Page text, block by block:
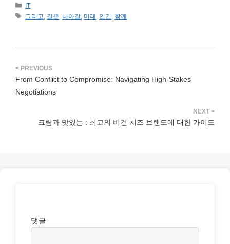
카
테
IT
태
그리고 길은 나아갈 미래 인간 함께
From Conflict to Compromise: Navigating High-Stakes
Negotiations
크림과 맛있는 : 최고의 비건 치즈 브랜드에 대한 가이드
댓글